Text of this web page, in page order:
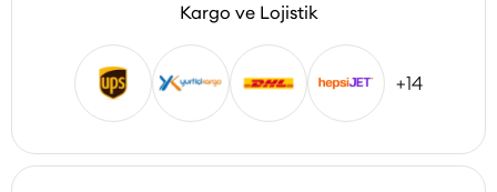
Kargo ve Lojistik
+14